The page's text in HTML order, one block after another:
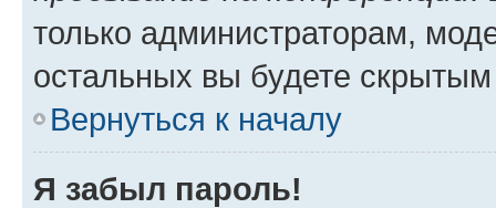
только администраторам,
остальных вы будете
Вернуться к началу
Я забыл пароль!